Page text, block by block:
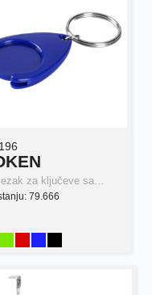
za ključeve sa…
79.666